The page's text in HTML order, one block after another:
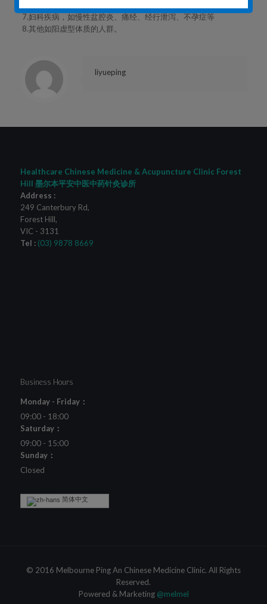
7.妇科疾病，如慢性盆腔炎、痛经、经行泄泻、不孕症等
8.其他如阳虚型体质的人群。
liyueping
Healthcare Chinese Medicine & Acupuncture Clinic Forest
Hill 墨尔本平安中医中药针灸诊所
Address :
249 Canterbury Rd,
Forest Hill,
VIC - 3131
Tel : (03) 9878 8669
Business Hours
Monday - Friday：
09:00 - 18:00
Saturday：
09:00 - 15:00
Sunday：
Closed
简体中文
© 2016 Melbourne Ping An Chinese Medicine Clinic. All Rights
Reserved.
Powered & Marketing @melmel